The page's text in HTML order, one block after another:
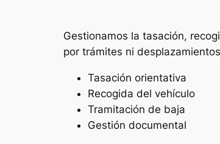
Gestionamos la tasación,
por trámites ni
Tasación orientativa
Recogida del vehículo
Tramitación de baja
Gestión documental